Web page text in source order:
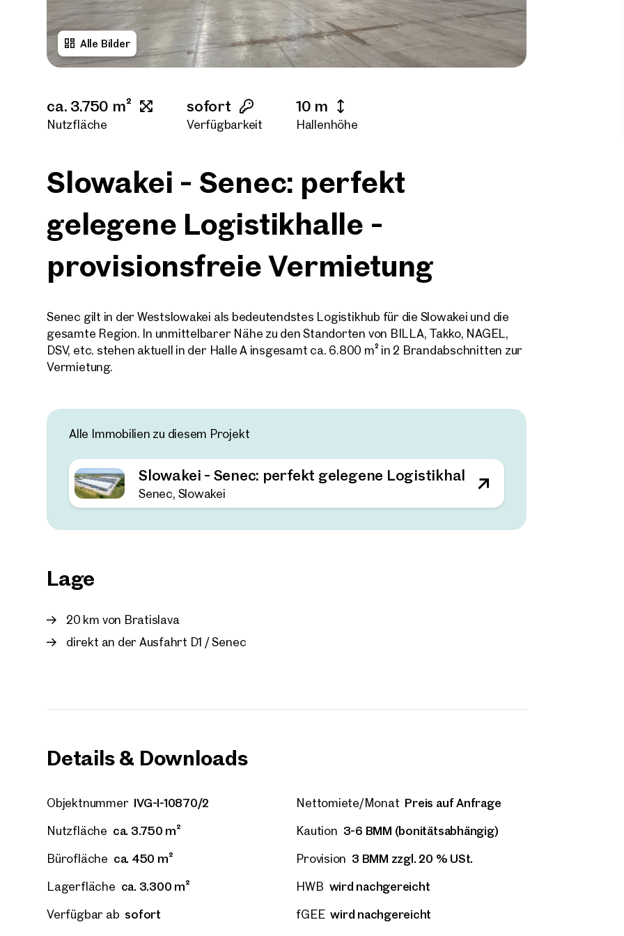
Alle Bilder
ca. 3.750 m²
Nutzfläche
sofort
Verfügbarkeit
10 m
Hallenhöhe
Slowakei - Senec: perfekt
gelegene Logistikhalle -
provisionsfreie Vermietung
Senec gilt in der Westslowakei als bedeutendstes Logistikhub für die Slowakei und die
gesamte Region. In unmittelbarer Nähe zu den Standorten von BILLA, Takko, NAGEL,
DSV, etc. stehen aktuell in der Halle A insgesamt ca. 6.800 m² in 2 Brandabschnitten zur
Vermietung.
Alle Immobilien zu diesem Projekt
Slowakei - Senec: perfekt gelegene Logistikhalle / provisionsfreie
Senec, Slowakei
Lage
20 km von Bratislava
direkt an der Ausfahrt D1 / Senec
Details & Downloads
Objektnummer IVG-I-10870/2
Nutzfläche ca. 3.750 m²
Bürofläche ca. 450 m²
Lagerfläche ca. 3.300 m²
Verfügbar ab sofort
Nettomiete/Monat Preis auf Anfrage
Kaution 3-6 BMM (bonitätsabhängig)
Provision 3 BMM zzgl. 20 % USt.
HWB wird nachgereicht
fGEE wird nachgereicht
Ihre Anfrage